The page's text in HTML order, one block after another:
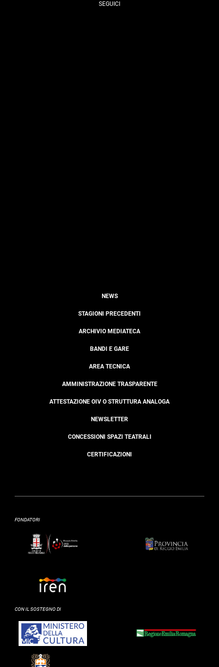
SEGUICI
NEWS
STAGIONI PRECEDENTI
ARCHIVIO MEDIATECA
BANDI E GARE
AREA TECNICA
AMMINISTRAZIONE TRASPARENTE
ATTESTAZIONE OIV O STRUTTURA ANALOGA
NEWSLETTER
CONCESSIONI SPAZI TEATRALI
CERTIFICAZIONI
FONDATORI
CON IL SOSTEGNO DI